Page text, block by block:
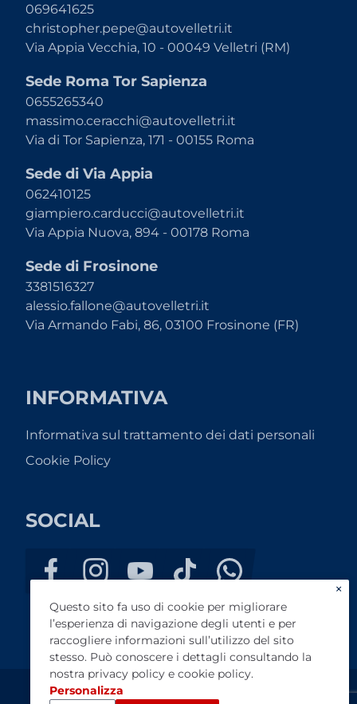
069641625
christopher.pepe@autovelletri.it
Via Appia Vecchia, 10 - 00049 Velletri (RM)
Sede Roma Tor Sapienza
0655265340
massimo.ceracchi@autovelletri.it
Via di Tor Sapienza, 171 - 00155 Roma
Sede di Via Appia
062410125
giampiero.carducci@autovelletri.it
Via Appia Nuova, 894 - 00178 Roma
Sede di Frosinone
3381516327
alessio.fallone@autovelletri.it
Via Armando Fabi, 86, 03100 Frosinone (FR)
INFORMATIVA
Informativa sul trattamento dei dati personali
Cookie Policy
SOCIAL
×
Questo sito fa uso di cookie per migliorare
l’esperienza di navigazione degli utenti e per
raccogliere informazioni sull’utilizzo del sito
stesso. Può conoscere i dettagli consultando la
nostra privacy policy e cookie policy.
Personalizza